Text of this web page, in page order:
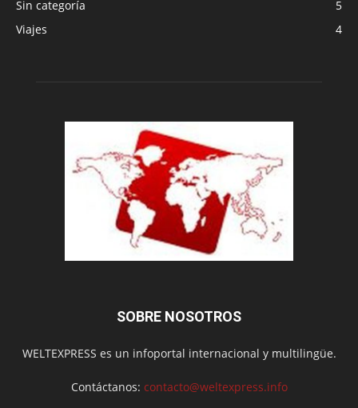
Sin categoría
5
Viajes
4
SOBRE NOSOTROS
WELTEXPRESS es un infoportal internacional y multilingüe.
Contáctanos: contacto@weltexpress.info